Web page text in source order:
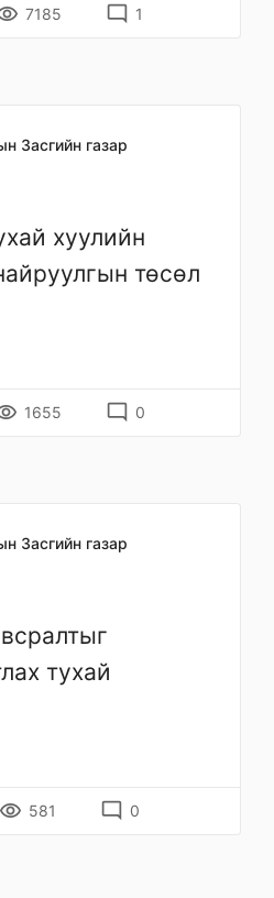
7185 mode_comment 1
Засгийн газар
хуулийн
төсөл
1655 mode_comment 0
Засгийн газар
тухай
remove_red_eye 581 mode_comment 0